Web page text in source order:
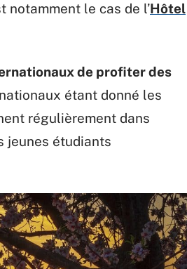
notamment le cas de l’Hôtel
de profiter des
étant donné les
régulièrement dans
jeunes étudiants